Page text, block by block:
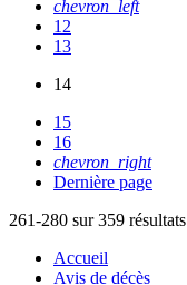
chevron_left
12
13
14
15
16
chevron_right
Dernière page
261-280 sur 359 résultats
Accueil
Avis de décès